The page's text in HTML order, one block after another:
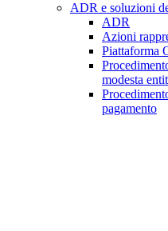
ADR e soluzioni
ADR
Azioni
Piattaforma
modesta
pagamento